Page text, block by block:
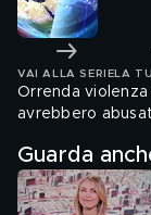
VAI ALLA SERIE LA
Orrenda
avrebbero
Guarda